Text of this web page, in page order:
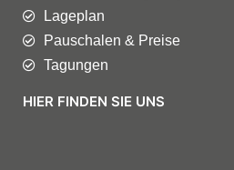
Lageplan
Pauschalen & Preise
Tagungen
HIER FINDEN SIE UNS